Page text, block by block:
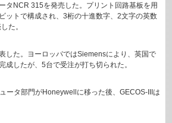
NCR 315を発売した。プリント回路基板を用
ットで構成され、3桁の十進数字、2文字の英数
た。
した。ヨーロッパではSiemensにより、英国で
したが、5台で受注が打ち切られた。
ータ部門がHoneywellに移った後、GECOS-IIIは